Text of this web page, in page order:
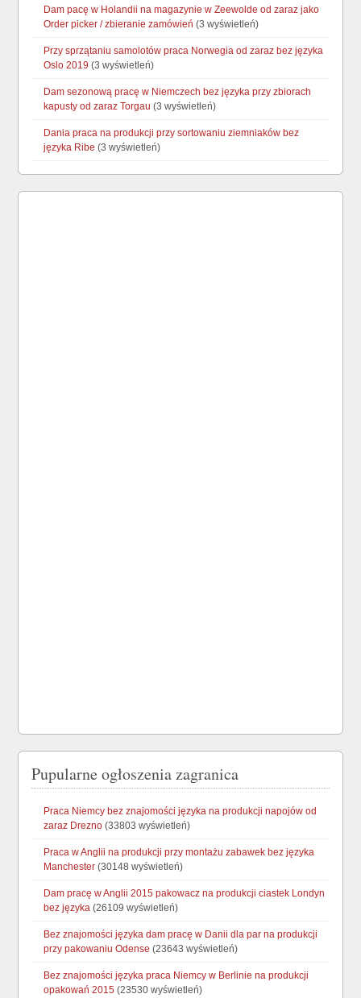
Dam pacę w Holandii na magazynie w Zeewolde od zaraz jako
Order picker / zbieranie zamówień (3 wyświetleń)
Przy sprzątaniu samolotów praca Norwegia od zaraz bez języka
Oslo 2019 (3 wyświetleń)
Dam sezonową pracę w Niemczech bez języka przy zbiorach
kapusty od zaraz Torgau (3 wyświetleń)
Dania praca na produkcji przy sortowaniu ziemniaków bez
języka Ribe (3 wyświetleń)
Pupularne ogłoszenia zagranica
Praca Niemcy bez znajomości języka na produkcji napojów od
zaraz Drezno (33803 wyświetleń)
Praca w Anglii na produkcji przy montażu zabawek bez języka
Manchester (30148 wyświetleń)
Dam pracę w Anglii 2015 pakowacz na produkcji ciastek Londyn
bez języka (26109 wyświetleń)
Bez znajomości języka dam pracę w Danii dla par na produkcji
przy pakowaniu Odense (23643 wyświetleń)
Bez znajomości języka praca Niemcy w Berlinie na produkcji
opakowań 2015 (23530 wyświetleń)